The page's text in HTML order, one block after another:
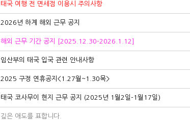
태국 여행 전 면세점 이용시 주의사항
2026년 하계 해외 근무 공지
해외 근무 기간 공지 [2025.12.30-2026.1.12]
임산부의 태국 입국 관련 안내사항
2025 구정 연휴공지<1.27월~1.30목>
태국 코사무이 현지 근무 공지 (2025년 1월2일-1월17일)
깊은 애도를 표합니다.